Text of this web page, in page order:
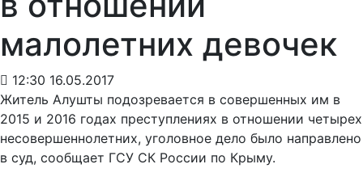
малолетних девочек
12:30 16.05.2017
Житель Алушты подозревается в совершенных им в
2015 и 2016 годах преступлениях в отношении четырех
несовершеннолетних, уголовное дело было направлено
в суд, сообщает ГСУ СК России по Крыму.